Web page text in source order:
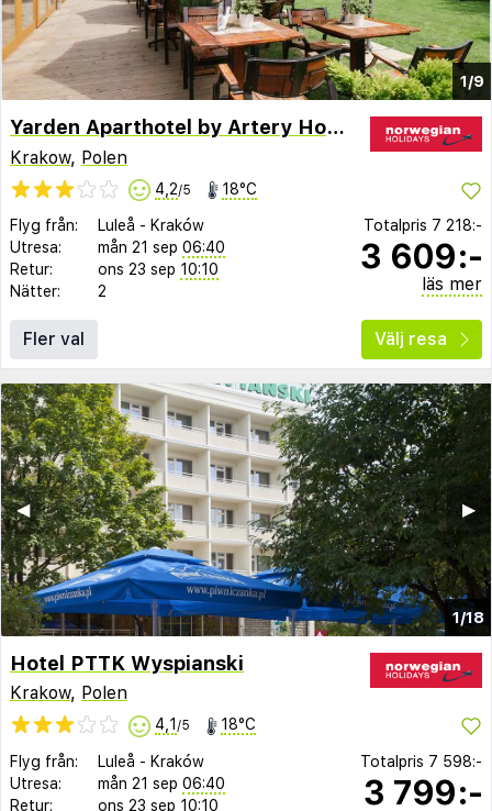
1/9
Yarden Aparthotel by Artery Hotels
Krakow, Polen
4,2/5 18°C
Flyg från: Luleå - Kraków
Utresa:
mån 21 sep 06:40
Retur:
ons 23 sep 10:10
Nätter:
2
Totalpris 7 218:-
3 609:-
läs mer
Fler val Välj resa
1/18
▶︎
◀︎
Hotel PTTK Wyspianski
Krakow, Polen
4,1 /5 18°C
Flyg från: Luleå - Kraków
Utresa:
mån 21 sep 06:40
Retur:
ons 23 sep 10:10
Totalpris 7 598:-
3 799:-